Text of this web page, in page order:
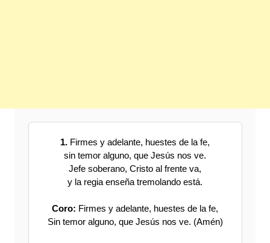
1. Firmes y adelante, huestes de la fe,
sin temor alguno, que Jesús nos ve.
Jefe soberano, Cristo al frente va,
y la regia enseña tremolando está.
Coro: Firmes y adelante, huestes de la fe,
Sin temor alguno, que Jesús nos ve. (Amén)